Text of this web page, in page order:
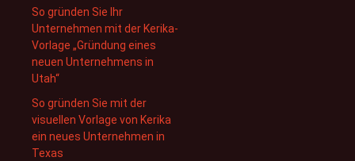
So gründen Sie Ihr
Unternehmen mit der Kerika-
Vorlage „Gründung eines
neuen Unternehmens in
Utah“
So gründen Sie mit der
visuellen Vorlage von Kerika
ein neues Unternehmen in
Texas